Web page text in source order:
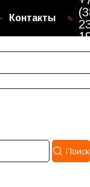
Контакты
Поиск